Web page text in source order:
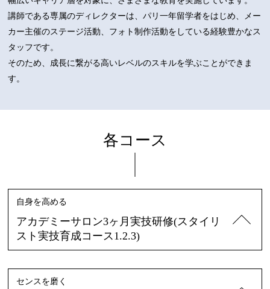
講師である専属のディレクターは、パリ一年留学者をはじめ、メー
カー主催のステージ活動、フォト制作活動をしている経験豊かなス
タッフです。
そのため、成長に繋がる高いレベルのスキルを学ぶことができま
す。
各コース
自身を高める
アカデミーサロン3ヶ月実技研修(スタイリ
スト実技育成コース1.2.3)
センスを磨く